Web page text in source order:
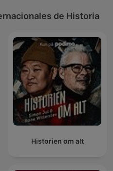
de Historia
Historien om alt